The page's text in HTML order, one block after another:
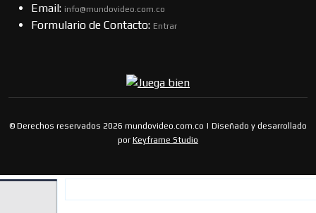
Email: info@mundovideo.com.co
Formulario de Contacto: Entrar
© Derechos reservados 2026 mundovideo.com.co | Diseñado y desarrollado
por Keyframe Studio